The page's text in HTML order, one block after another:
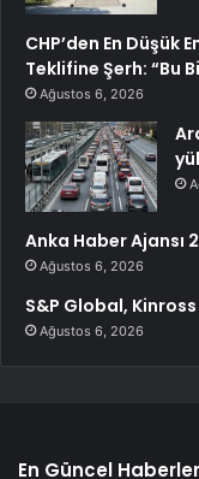
CHP’den En Düşük
Teklifine Şerh: “Bu
Ağustos 6, 2026
Anka Haber Ajansı
Ağustos 6, 2026
S&P Global,
Ağustos 6, 2026
En Güncel Haberler